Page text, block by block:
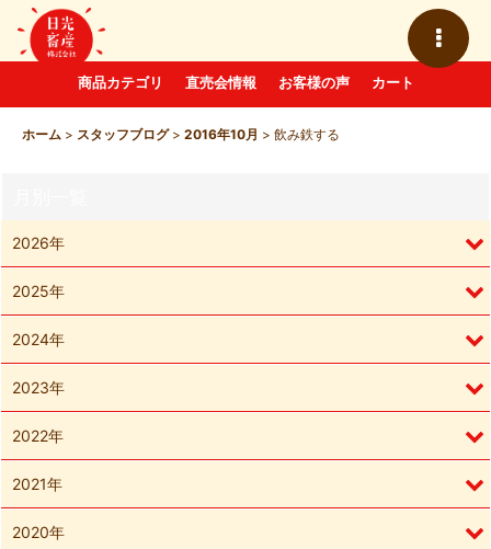
商品カテゴリ 直売会情報 お客様の声 カート
ホーム > スタッフブログ > 2016年10月 > 飲み鉄する
2026年
2025年
2024年
2023年
2022年
2021年
2020年